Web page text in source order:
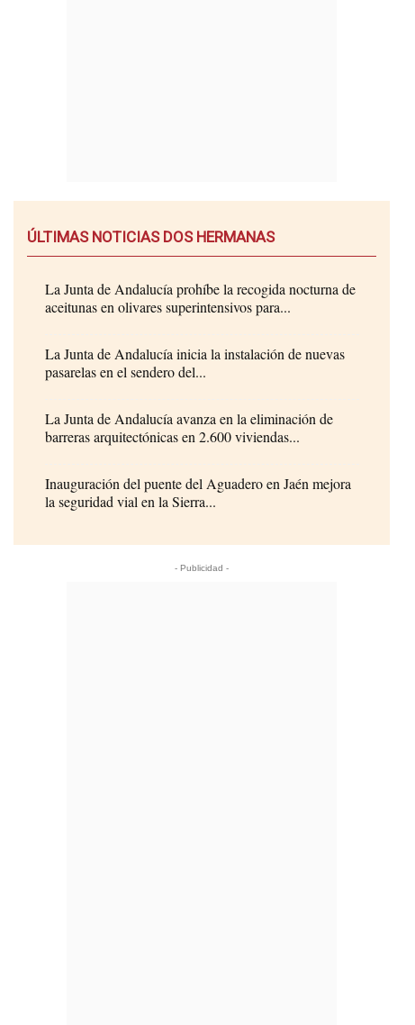
ÚLTIMAS NOTICIAS DOS HERMANAS
La Junta de Andalucía prohíbe la recogida nocturna de
aceitunas en olivares superintensivos para...
La Junta de Andalucía inicia la instalación de nuevas
pasarelas en el sendero del...
La Junta de Andalucía avanza en la eliminación de
barreras arquitectónicas en 2.600 viviendas...
Inauguración del puente del Aguadero en Jaén mejora
la seguridad vial en la Sierra...
- Publicidad -